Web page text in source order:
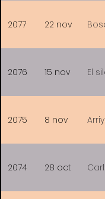
2077 22 nov
2076 15 nov El
2075 8 nov
2074 28 oct